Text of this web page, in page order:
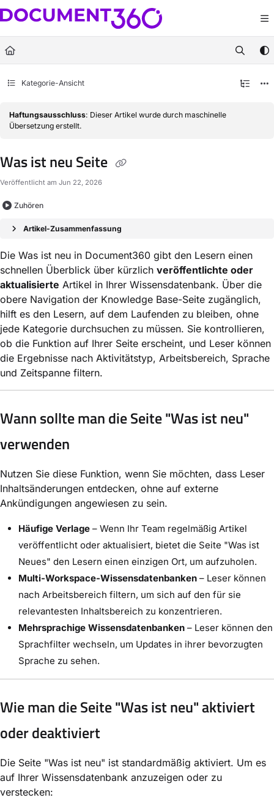
Documentation Index
Fetch the complete documentation index at:https://docs.document360.com/
Use this file to discover all available pages before exploring further.
Kategorie-Ansicht
Haftungsausschluss: Dieser Artikel wurde durch maschinelle
Übersetzung erstellt.
Was ist neu Seite
Veröffentlicht am Jun 22, 2026
Zuhören
Artikel-Zusammenfassung
Die Was ist neu in Document360 gibt den Lesern einen
schnellen Überblick über kürzlich veröffentlichte oder
aktualisierte Artikel in Ihrer Wissensdatenbank. Über die
obere Navigation der Knowledge Base-Seite zugänglich,
hilft es den Lesern, auf dem Laufenden zu bleiben, ohne
jede Kategorie durchsuchen zu müssen. Sie kontrollieren,
ob die Funktion auf Ihrer Seite erscheint, und Leser können
die Ergebnisse nach Aktivitätstyp, Arbeitsbereich, Sprache
und Zeitspanne filtern.
Wann sollte man die Seite "Was ist neu"
verwenden
Nutzen Sie diese Funktion, wenn Sie möchten, dass Leser
Inhaltsänderungen entdecken, ohne auf externe
Ankündigungen angewiesen zu sein.
Häufige Verlage – Wenn Ihr Team regelmäßig Artikel
veröffentlicht oder aktualisiert, bietet die Seite "Was ist
Neues" den Lesern einen einzigen Ort, um aufzuholen.
Multi-Workspace-Wissensdatenbanken – Leser können
nach Arbeitsbereich filtern, um sich auf den für sie
relevantesten Inhaltsbereich zu konzentrieren.
Mehrsprachige Wissensdatenbanken – Leser können den
Sprachfilter wechseln, um Updates in ihrer bevorzugten
Sprache zu sehen.
Wie man die Seite "Was ist neu" aktiviert
oder deaktiviert
Die Seite "Was ist neu" ist standardmäßig aktiviert. Um es
auf Ihrer Wissensdatenbank anzuzeigen oder zu
verstecken: